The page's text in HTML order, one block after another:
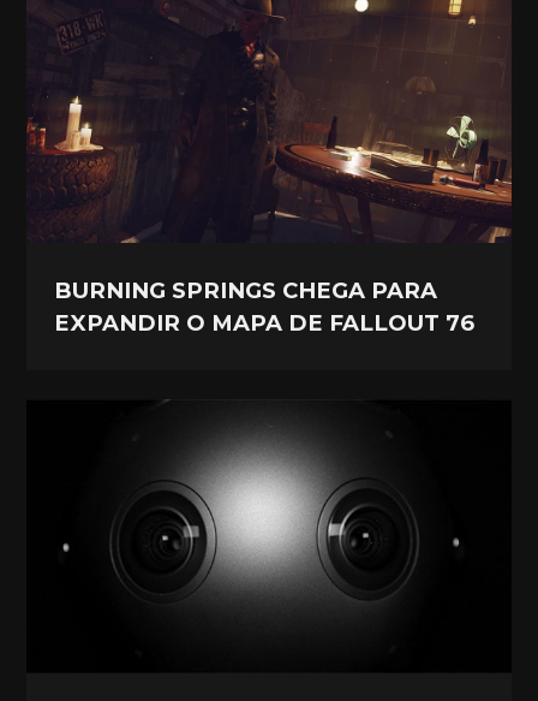
BURNING SPRINGS CHEGA PARA
EXPANDIR O MAPA DE FALLOUT 76